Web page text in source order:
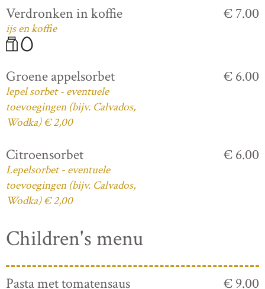
Verdronken in koffie
ijs en koffie
€ 7.00
Groene appelsorbet
lepel sorbet - eventuele
toevoegingen (bijv. Calvados,
Wodka) € 2,00
€ 6.00
Citroensorbet
Lepelsorbet - eventuele
toevoegingen (bijv. Calvados,
Wodka) € 2,00
€ 6.00
Children's menu
Pasta met tomatensaus € 9.00